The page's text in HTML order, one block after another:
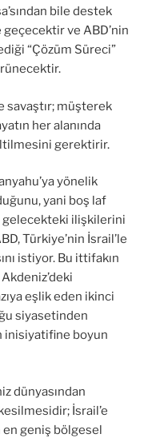
bile destek
ve ABD’nin
“Çözüm Süreci”
savaştır; müşterek
her alanında
gerektirir.
yönelik
yani boş laf
gelecekteki ilişkilerini
Türkiye’nin İsrail’le
istiyor. Bu ittifakın
eşlik eden ikinci
siyasetinden
inisiyatifine boyun
dünyasından
İsrail’e
en geniş bölgesel